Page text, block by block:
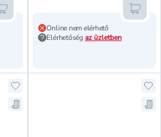
Kosárba teszem
Online nem elérhető
Elérhetőség az üzletben
Hozzáadás a kedvencekhez,
Mentés a bevásárló listára,